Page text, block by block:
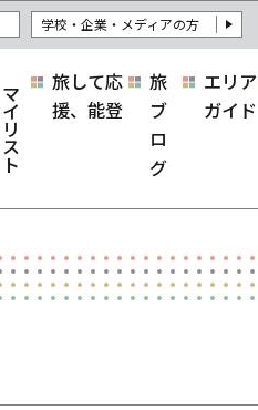
学校・企業・メディアの方
マ
イ
リ
ス
ト
旅して応
援、能登
旅
ブ
ロ
グ
エリア
ガイド